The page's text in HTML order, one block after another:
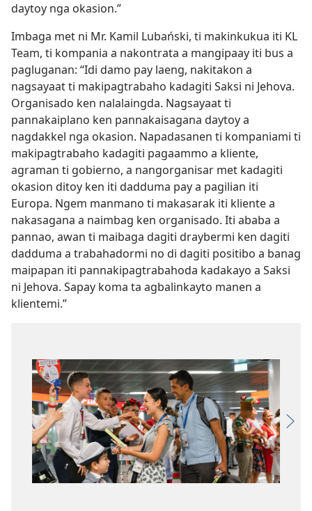
daytoy nga okasion.”
Imbaga met ni Mr. Kamil Lubański, ti makinkukua iti KL
Team, ti kompania a nakontrata a mangipaay iti bus a
pagluganan: “Idi damo pay laeng, nakitakon a
nagsayaat ti makipagtrabaho kadagiti Saksi ni Jehova.
Organisado ken nalalaingda. Nagsayaat ti
pannakaiplano ken pannakaisagana daytoy a
nagdakkel nga okasion. Napadasanen ti kompaniami ti
makipagtrabaho kadagiti pagaammo a kliente,
agraman ti gobierno, a nangorganisar met kadagiti
okasion ditoy ken iti dadduma pay a pagilian iti
Europa. Ngem manmano ti makasarak iti kliente a
nakasagana a naimbag ken organisado. Iti ababa a
pannao, awan ti maibaga dagiti draybermi ken dagiti
dadduma a trabahadormi no di dagiti positibo a banag
maipapan iti pannakipagtrabahoda kadakayo a Saksi
ni Jehova. Sapay koma ta agbalinkayto manen a
klientemi.”